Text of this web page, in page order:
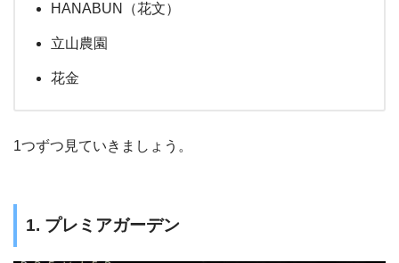
HANABUN（花文）
立山農園
花金
1つずつ見ていきましょう。
1. プレミアガーデン